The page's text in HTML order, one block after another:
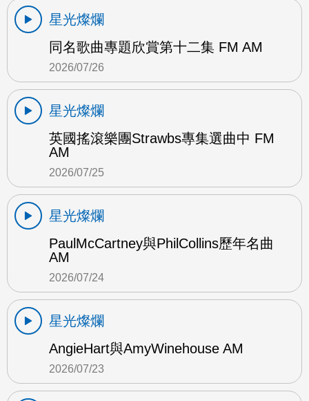
星光燦爛
同名歌曲專題欣賞第十二集 FM AM
2026/07/26
星光燦爛
英國搖滾樂團Strawbs專集選曲中 FM
AM
2026/07/25
星光燦爛
PaulMcCartney與PhilCollins歷年名曲
AM
2026/07/24
星光燦爛
AngieHart與AmyWinehouse AM
2026/07/23